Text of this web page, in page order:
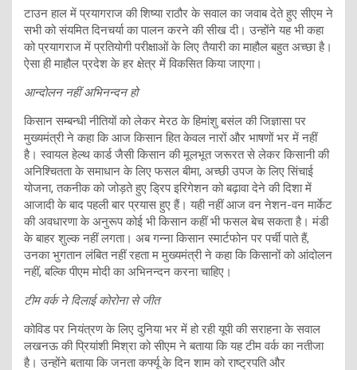
टाउन हाल में प्रयागराज की शिष्या राठौर के सवाल का जवाब देते हुए सीएम ने
सभी को संयमित दिनचर्या का पालन करने की सीख दी। उन्होंने यह भी कहा
को प्रयागराज में प्रतियोगी परीक्षाओं के लिए तैयारी का माहौल बहुत अच्छा है।
ऐसा ही माहौल प्रदेश के हर क्षेत्र में विकसित किया जाएगा।
आन्दोलन नहीं अभिनन्दन हो
किसान सम्बन्धी नीतियों को लेकर मेरठ के हिमांशु बसंल की जिज्ञासा पर
मुख्यमंत्री ने कहा कि आज किसान हित केवल नारों और भाषणों भर में नहीं
है। स्वायल हेल्थ कार्ड जैसी किसान की मूलभूत जरूरत से लेकर किसानी की
अनिश्चितता के समाधान के लिए फसल बीमा, अच्छी उपज के लिए सिंचाई
योजना, तकनीक को जोड़ते हुए ड्रिप इरिगेशन को बढ़ावा देने की दिशा में
आजादी के बाद पहली बार प्रयास हुए हैं। यही नहीं आज वन नेशन-वन मार्केट
की अवधारणा के अनुरूप कोई भी किसान कहीं भी फसल बेच सकता है। मंडी
के बाहर शुल्क नहीं लगता। अब गन्ना किसान स्मार्टफोन पर पर्ची पाते हैं,
उनका भुगतान लंबित नहीं रहता म मुख्यमंत्री ने कहा कि किसानों को आंदोलन
नहीं, बल्कि पीएम मोदी का अभिनन्दन करना चाहिए।
टीम वर्क ने दिलाई कोरोना से जीत
कोविड पर नियंत्रण के लिए दुनिया भर में हो रही यूपी की सराहना के सवाल
लखनऊ की प्रियांशी मिश्रा को सीएम ने बताया कि यह टीम वर्क का नतीजा
है। उन्होंने बताया कि जनता कर्फ्यू के दिन शाम को राष्ट्रपति और